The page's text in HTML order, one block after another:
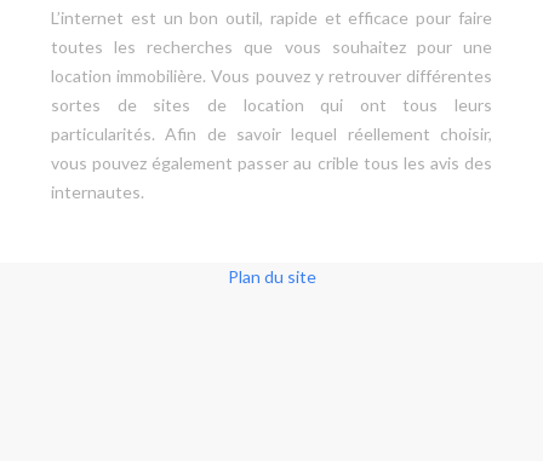
L’internet est un bon outil, rapide et efficace pour faire
toutes les recherches que vous souhaitez pour une
location immobilière. Vous pouvez y retrouver différentes
sortes de sites de location qui ont tous leurs
particularités. Afin de savoir lequel réellement choisir,
vous pouvez également passer au crible tous les avis des
internautes.
Plan du site